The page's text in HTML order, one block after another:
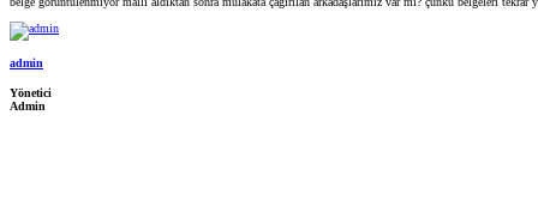
admin
Yönetici
Admin